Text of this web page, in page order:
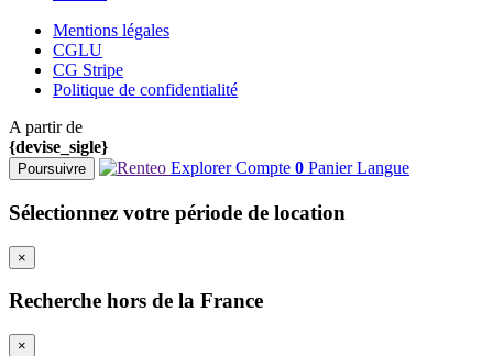
Mentions légales
CGLU
CG Stripe
Politique de confidentialité
A partir de
{devise_sigle}
Poursuivre ExplorerCompte 0 PanierLangue
Sélectionnez votre période de location
×
Recherche hors de la France
×